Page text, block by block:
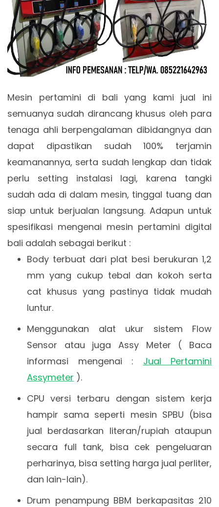
Mesin pertamini di bali yang kami jual ini
semuanya sudah dirancang khusus oleh para
tenaga ahli berpengalaman dibidangnya dan
dapat dipastikan sudah 100% terjamin
keamanannya, serta sudah lengkap dan tidak
perlu setting instalasi lagi, karena tangki
sudah ada di dalam mesin, tinggal tuang dan
siap untuk berjualan langsung. Adapun untuk
spesifikasi mengenai mesin pertamini digital
bali adalah sebagai berikut :
Body terbuat dari plat besi berukuran 1,2
mm yang cukup tebal dan kokoh serta
cat khusus yang pastinya tidak mudah
luntur.
Menggunakan alat ukur sistem Flow
Sensor atau juga Assy Meter ( Baca
informasi mengenai : Jual Pertamini
Assymeter ).
CPU versi terbaru dengan sistem kerja
hampir sama seperti mesin SPBU (bisa
jual berdasarkan literan/rupiah ataupun
secara full tank, bisa cek pengeluaran
perharinya, bisa setting harga jual perliter,
dan lain-lain).
Drum penampung BBM berkapasitas 210